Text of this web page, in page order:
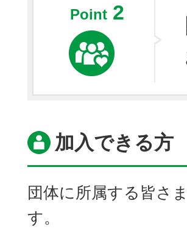
Point2
加入できる方
団体に所属する皆さ
す。